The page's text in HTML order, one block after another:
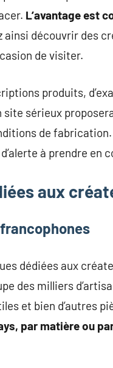
L’avantage est
ainsi découvrir des
de visiter.
produits,
site sérieux
de
à prendre en
aux
dédiées aux
des milliers
et bien d’autres
par matière ou